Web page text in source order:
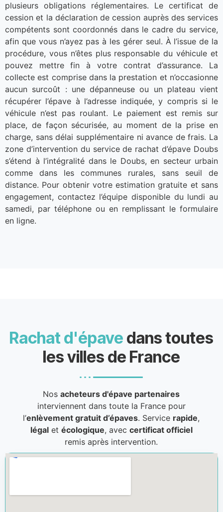
plusieurs obligations réglementaires. Le certificat de
cession et la déclaration de cession auprès des services
compétents sont coordonnés dans le cadre du service,
afin que vous n’ayez pas à les gérer seul. À l’issue de la
procédure, vous n’êtes plus responsable du véhicule et
pouvez mettre fin à votre contrat d’assurance. La
collecte est comprise dans la prestation et n’occasionne
aucun surcoût : une dépanneuse ou un plateau vient
récupérer l’épave à l’adresse indiquée, y compris si le
véhicule n’est pas roulant. Le paiement est remis sur
place, de façon sécurisée, au moment de la prise en
charge, sans délai supplémentaire ni avance de frais. La
zone d’intervention du service de rachat d’épave Doubs
s’étend à l’intégralité dans le Doubs, en secteur urbain
comme dans les communes rurales, sans seuil de
distance. Pour obtenir votre estimation gratuite et sans
engagement, contactez l’équipe disponible du lundi au
samedi, par téléphone ou en remplissant le formulaire
en ligne.
Rachat d'épave dans toutes
les villes de France
Nosacheteurs d'épave partenaires
interviennent dans toute la France pour
l’enlèvement gratuit d’épaves. Service rapide,
légalet écologique, avec certificat officiel
remis après intervention.